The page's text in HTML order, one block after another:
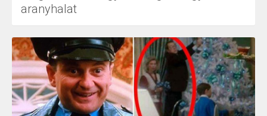
aranyhalat